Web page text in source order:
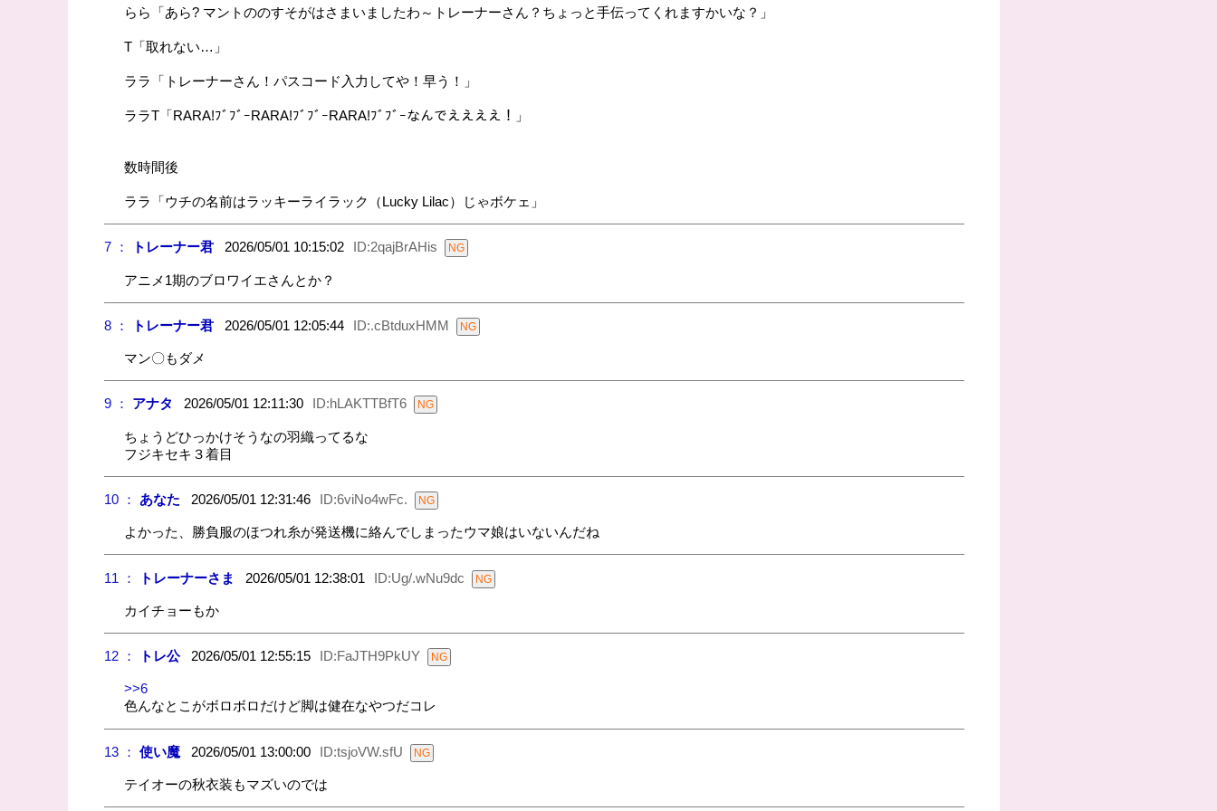
らら「あら? マントののすそがはさまいましたわ～トレーナーさん？ちょっと手伝ってくれますかいな？」
T「取れない…」
ララ「トレーナーさん！パスコード入力してや！早う！」
ララT「RARA!ﾌﾞﾌﾞｰRARA!ﾌﾞﾌﾞｰRARA!ﾌﾞﾌﾞｰなんでええええ！」
数時間後
ララ「ウチの名前はラッキーライラック（Lucky Lilac）じゃボケェ」
7 ： トレーナー君2026/05/01 10:15:02 ID:2qajBrAHis
アニメ1期のブロワイエさんとか？
8 ： トレーナー君2026/05/01 12:05:44 ID:.cBtduxHMM
マン〇もダメ
9 ： アナタ 2026/05/01 12:11:30 ID:hLAKTTBfT6
ちょうどひっかけそうなの羽織ってるな
フジキセキ３着目
10 ： あなた 2026/05/01 12:31:46 ID:6viNo4wFc.
よかった、勝負服のほつれ糸が発送機に絡んでしまったウマ娘はいないんだね
11 ： トレーナーさま 2026/05/01 12:38:01 ID:Ug/.wNu9dc
カイチョーもか
12 ： トレ公2026/05/01 12:55:15 ID:FaJTH9PkUY
>>6
色んなとこがボロボロだけど脚は健在なやつだコレ
13 ： 使い魔2026/05/01 13:00:00 ID:tsjoVW.sfU
テイオーの秋衣装もマズいのでは